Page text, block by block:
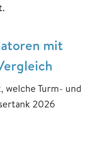
mit
welche Turm- und
2026